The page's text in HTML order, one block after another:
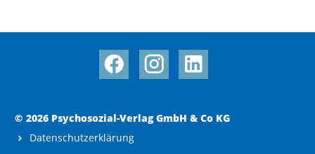
© 2026 Psychosozial-Verlag GmbH & Co KG
Datenschutzerklärung